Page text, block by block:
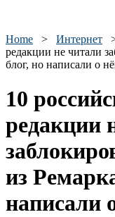
Home > Интернет
редакции не читали
блог, но написали о
10
редакции
из
написали